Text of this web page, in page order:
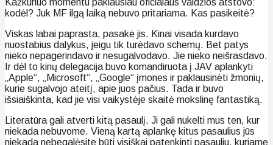
kodėl? Juk MF ilgą laiką nebuvo pritariama. Kas pasikeitė?
Viskas labai paprasta, pasakė jis. Kinai visada kurdavo
nuostabius dalykus, jeigu tik turėdavo schemų. Bet patys
nieko nepagerindavo ir nesugalvodavo. Jie nieko neišrasdavo.
Ir dėl to kinų delegacija buvo komandiruota į JAV aplankyti
„Apple“, „Microsoft“, „Google“ įmones ir paklausinėti žmonių,
kurie sugalvojo ateitį, apie juos pačius. Tada ir buvo
išsiaiškinta, kad jie visi vaikystėje skaitė mokslinę fantastiką.
Literatūra gali atverti kitą pasaulį. Ji gali nukelti mus ten, kur
niekada nebuvome. Vieną kartą aplankę kitus pasaulius jūs
niekada nebegalėsite būti visiškai patenkinti pasauliu, kuriame